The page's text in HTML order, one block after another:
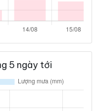
5 ngày tới